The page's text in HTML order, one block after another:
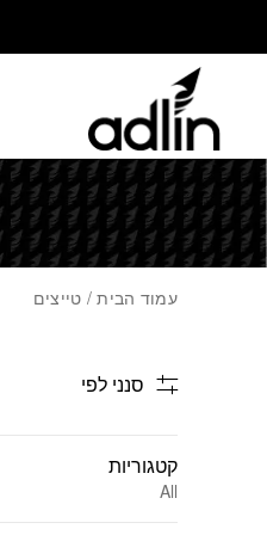
עמוד הבית/ טייצים
סנני לפי
קטגוריות
All